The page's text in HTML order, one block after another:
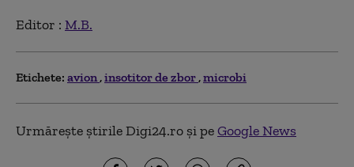
Editor : M.B.
Etichete: avion insotitor de zbor microbi
Urmărește știrile Digi24.ro și peGoogle News